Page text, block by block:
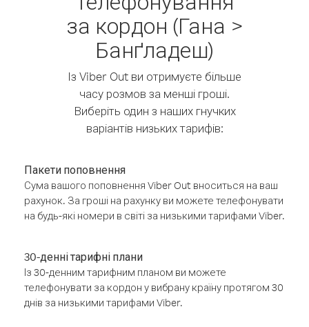
за кордон (Гана >
Банґладеш)
Із Viber Out ви отримуєте більше
часу розмов за менші гроші.
Виберіть один з наших гнучких
варіантів низьких тарифів:
Пакети поповнення
Сума вашого поповнення Viber Out вноситься на ваш
рахунок. За гроші на рахунку ви можете телефонувати
на будь-які номери в світі за низькими тарифами Viber.
30-денні тарифні плани
Із 30-денним тарифним планом ви можете
телефонувати за кордон у вибрану країну протягом 30
днів за низькими тарифами Viber.